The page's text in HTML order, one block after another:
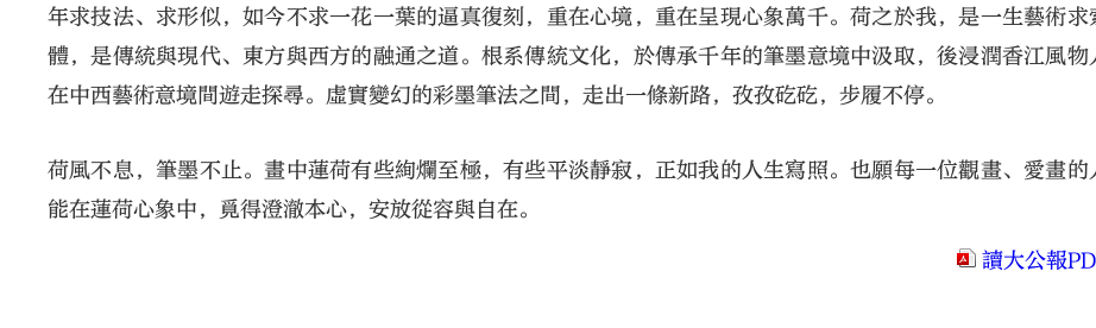
年求技法、求形似，如今不求一花一葉的逼真復刻，重在心境，重在呈現心象萬千。荷之於我，是一生藝術求
體，是傳統與現代、東方與西方的融通之道。根系傳統文化，於傳承千年的筆墨意境中汲取，後浸潤香江風物
在中西藝術意境間遊走探尋。虛實變幻的彩墨筆法之間，走出一條新路，孜孜矻矻，步履不停。
荷風不息，筆墨不止。畫中蓮荷有些絢爛至極，有些平淡靜寂，正如我的人生寫照。也願每一位觀畫、愛畫的
能在蓮荷心象中，覓得澄澈本心，安放從容與自在。
讀大公報